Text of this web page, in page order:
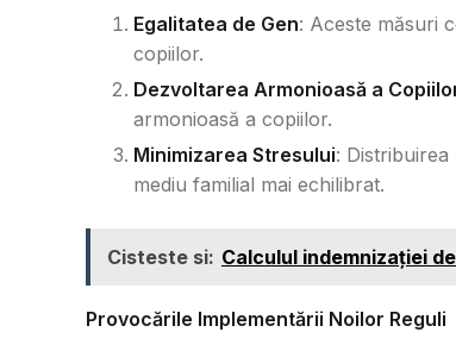
Egalitatea de Gen: Aceste măsuri
copiilor.
Dezvoltarea Armonioasă a
armonioasă a copiilor.
Minimizarea Stresului:
mediu familial mai echilibrat.
Cisteste si: Calculul indemnizației
Provocările Implementării Noilor Reguli